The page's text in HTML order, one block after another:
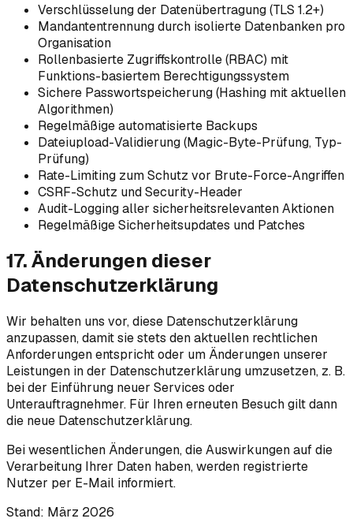
Verschlüsselung der Datenübertragung (TLS 1.2+)
Mandantentrennung durch isolierte Datenbanken pro
Organisation
Rollenbasierte Zugriffskontrolle (RBAC) mit
Funktions-basiertem Berechtigungssystem
Sichere Passwortspeicherung (Hashing mit aktuellen
Algorithmen)
Regelmäßige automatisierte Backups
Dateiupload-Validierung (Magic-Byte-Prüfung, Typ-
Prüfung)
Rate-Limiting zum Schutz vor Brute-Force-Angriffen
CSRF-Schutz und Security-Header
Audit-Logging aller sicherheitsrelevanten Aktionen
Regelmäßige Sicherheitsupdates und Patches
17. Änderungen dieser
Datenschutzerklärung
Wir behalten uns vor, diese Datenschutzerklärung
anzupassen, damit sie stets den aktuellen rechtlichen
Anforderungen entspricht oder um Änderungen unserer
Leistungen in der Datenschutzerklärung umzusetzen, z. B.
bei der Einführung neuer Services oder
Unterauftragnehmer. Für Ihren erneuten Besuch gilt dann
die neue Datenschutzerklärung.
Bei wesentlichen Änderungen, die Auswirkungen auf die
Verarbeitung Ihrer Daten haben, werden registrierte
Nutzer per E-Mail informiert.
Stand: März 2026